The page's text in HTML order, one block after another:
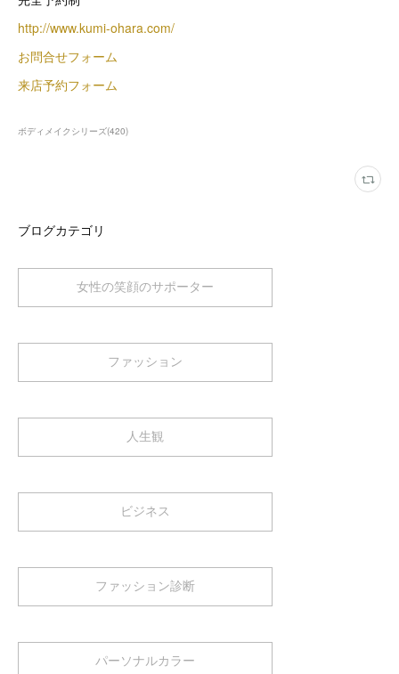
http://www.kumi-ohara.com/
お問合せフォーム
来店予約フォーム
ボディメイクシリーズ(420)
ブログカテゴリ
女性の笑顔のサポーター
ファッション
人生観
ビジネス
ファッション診断
パーソナルカラー